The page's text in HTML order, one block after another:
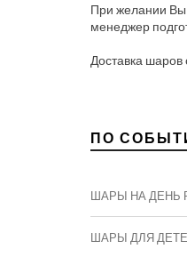
При желании Вы
менеджер
Доставка шаров
ПО
ШАРЫ НА ДЕНЬ
ШАРЫ ДЛЯ